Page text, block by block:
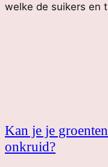
welke de suikers en
Kan je je
onkruid?